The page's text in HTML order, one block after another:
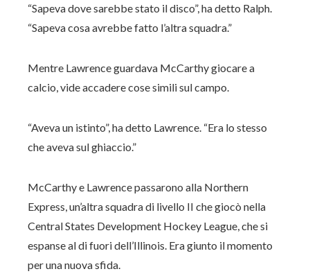
“Sapeva dove sarebbe stato il disco”, ha detto Ralph.
“Sapeva cosa avrebbe fatto l’altra squadra.”
Mentre Lawrence guardava McCarthy giocare a
calcio, vide accadere cose simili sul campo.
“Aveva un istinto”, ha detto Lawrence. “Era lo stesso
che aveva sul ghiaccio.”
McCarthy e Lawrence passarono alla Northern
Express, un’altra squadra di livello II che giocò nella
Central States Development Hockey League, che si
espanse al di fuori dell’Illinois. Era giunto il momento
per una nuova sfida.